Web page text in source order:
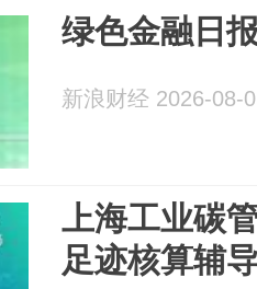
绿色金融日
新浪财经 2026-08-
上海工业碳
足迹核算辅